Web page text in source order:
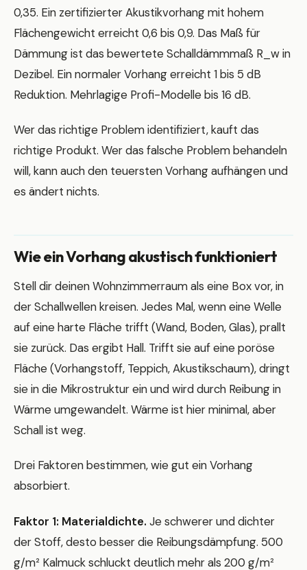
0,35. Ein zertifizierter Akustikvorhang mit hohem
Flächengewicht erreicht 0,6 bis 0,9. Das Maß für
Dämmung ist das bewertete Schalldämmmaß R_w in
Dezibel. Ein normaler Vorhang erreicht 1 bis 5 dB
Reduktion. Mehrlagige Profi-Modelle bis 16 dB.
Wer das richtige Problem identifiziert, kauft das
richtige Produkt. Wer das falsche Problem behandeln
will, kann auch den teuersten Vorhang aufhängen und
es ändert nichts.
Wie ein Vorhang akustisch funktioniert
Stell dir deinen Wohnzimmerraum als eine Box vor, in
der Schallwellen kreisen. Jedes Mal, wenn eine Welle
auf eine harte Fläche trifft (Wand, Boden, Glas), prallt
sie zurück. Das ergibt Hall. Trifft sie auf eine poröse
Fläche (Vorhangstoff, Teppich, Akustikschaum), dringt
sie in die Mikrostruktur ein und wird durch Reibung in
Wärme umgewandelt. Wärme ist hier minimal, aber
Schall ist weg.
Drei Faktoren bestimmen, wie gut ein Vorhang
absorbiert.
Faktor 1: Materialdichte. Je schwerer und dichter
der Stoff, desto besser die Reibungsdämpfung. 500
g/m² Kalmuck schluckt deutlich mehr als 200 g/m²